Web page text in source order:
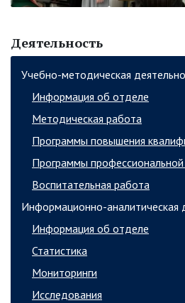
Деятельность
Учебно-методическая
Информация об отделе
Методическая работа
Программы повышения
Программы
Воспитательная работа
Информационно-аналитическая
Информация об отделе
Статистика
Мониторинги
Исследования